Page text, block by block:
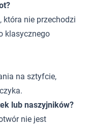
która nie przechodzi
klasycznego
na sztyfcie,
lub naszyjników?
nie jest